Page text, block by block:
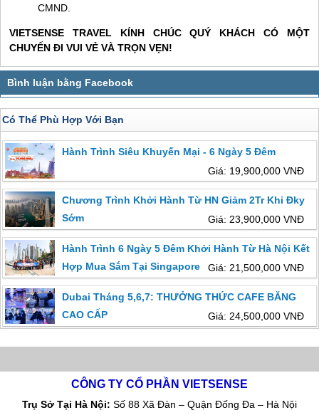
CMND.
VIETSENSE TRAVEL KÍNH CHÚC QUÝ KHÁCH CÓ MỘT
CHUYẾN ĐI VUI VẺ VÀ TRỌN VẸN!
Có Thể Phù Hợp Với Bạn
Hành Trình Siêu Khuyến Mại - 6 Ngày 5 Đêm
Giá: 19,900,000 VNĐ
Chương Trình Khởi Hành Từ HN Giảm 2Tr Khi Đky
Sớm
Giá: 23,900,000 VNĐ
Hành Trình 6 Ngày 5 Đêm Khởi Hành Từ Hà Nội Kết
Hợp Mua Sắm Tại Singapore
Giá: 21,500,000 VNĐ
Dubai Tháng 5,6,7: THƯỞNG THỨC CAFE BĂNG
CAO CẤP
Giá: 24,500,000 VNĐ
CÔNG TY CỔ PHẦN VIETSENSE
Trụ Sở Tại Hà Nội: Số 88 Xã Đàn – Quận Đống Đa – Hà Nội